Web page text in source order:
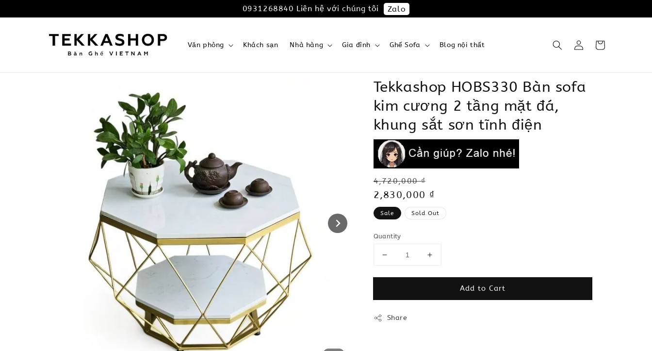
0931268840 Liên hệ với chúng tôi Zalo
Văn phòng Khách sạn Nhà hàng Gia đình Ghế Sofa Blog nội thất
Tekkashop HOBS330 Bàn sofa
kim cương 2 tầng mặt đá,
khung sắt sơn tĩnh điện
Regular
price
4,720,000 ₫
Sale
price
2,830,000 ₫
Sale Sold Out
Quantity
Add to Cart
Share